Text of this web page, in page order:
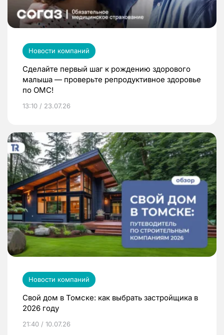
Новости компаний
Сделайте первый шаг к рождению здорового
малыша — проверьте репродуктивное здоровье
по ОМС!
13:10 / 23.07.26
Новости компаний
Свой дом в Томске: как выбрать застройщика в
2026 году
21:40 / 10.07.26